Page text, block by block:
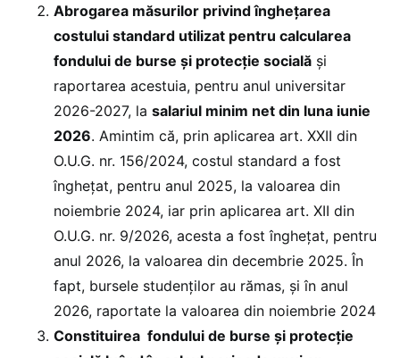
Abrogarea măsurilor privind înghețarea
costului standard utilizat pentru calcularea
fondului de burse și protecție socială și
raportarea acestuia, pentru anul universitar
2026-2027, la salariul minim net din luna iunie
2026. Amintim că, prin aplicarea art. XXII din
O.U.G. nr. 156/2024, costul standard a fost
înghețat, pentru anul 2025, la valoarea din
noiembrie 2024, iar prin aplicarea art. XII din
O.U.G. nr. 9/2026, acesta a fost înghețat, pentru
anul 2026, la valoarea din decembrie 2025. În
fapt, bursele studenților au rămas, și în anul
2026, raportate la valoarea din noiembrie 2024
Constituirea fondului de burse și protecție